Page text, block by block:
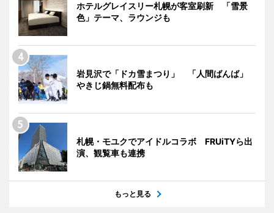
ホテルグレイスリー札幌が客室刷新 「雪景
色」テーマ、ラウンジも
岩見沢で「ドカ雪まつり」 「人間ばんば」
やきじ鍋無料配布も
札幌・モユクでアイドルコラボ FRUiTYら出
演、観覧車も連携
もっと見る